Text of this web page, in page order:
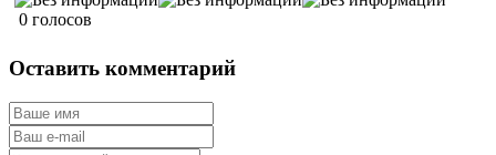
0 голосов
Оставить комментарий